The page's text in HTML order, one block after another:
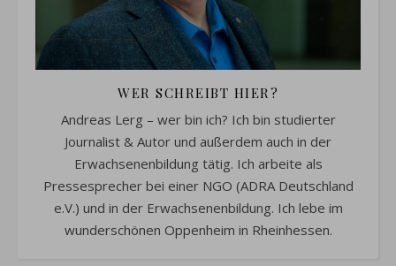
WER SCHREIBT HIER?
Andreas Lerg – wer bin ich? Ich bin studierter
Journalist & Autor und außerdem auch in der
Erwachsenenbildung tätig. Ich arbeite als
Pressesprecher bei einer NGO (ADRA Deutschland
e.V.) und in der Erwachsenenbildung. Ich lebe im
wunderschönen Oppenheim in Rheinhessen.